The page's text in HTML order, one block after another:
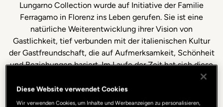
Lungarno Collection wurde auf Initiative der Familie
Ferragamo in Florenz ins Leben gerufen. Sie ist eine
natürliche Weiterentwicklung ihrer Vision von
Gastlichkeit, tief verbunden mit der italienischen Kultur
der Gastfreundschaft, die auf Aufmerksamkeit, Schönheit
und Beziehungen basiert. Im Laufe der Zeit hat sich diese
Vision in eine solide und strukturierte Hotelgruppe
verwandelt, der in der Lage ist, Projekte zu entwickeln, die
sich durch einen hohen Wiedererkennungswert
Diese Website verwendet Cookies
Wir verwenden Cookies, um Inhalte und Werbeanzeigen zu personalisieren,